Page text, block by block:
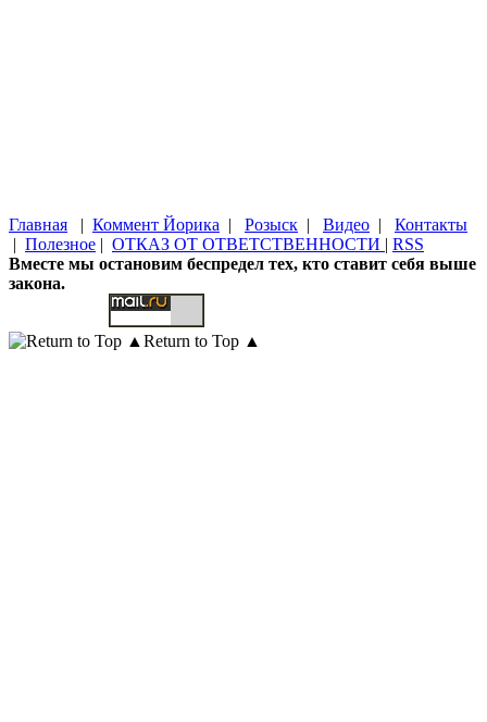
Главная | Коммент Йорика | Розыск | Видео | Контакты
| Полезное | ОТКАЗ ОТ ОТВЕТСТВЕННОСТИ | RSS
Вместе мы остановим беспредел тех, кто ставит себя выше
закона.
Return to Top ▲